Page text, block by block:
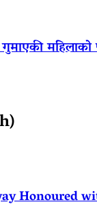
गुमाएकी
Honoured